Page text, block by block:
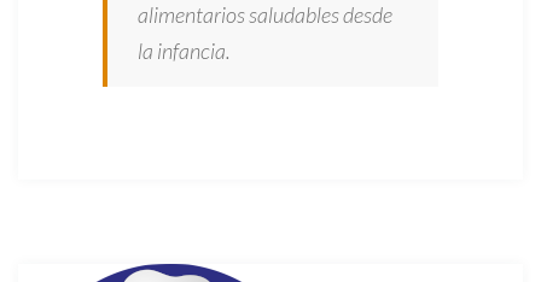
alimentarios saludables desde
la infancia.